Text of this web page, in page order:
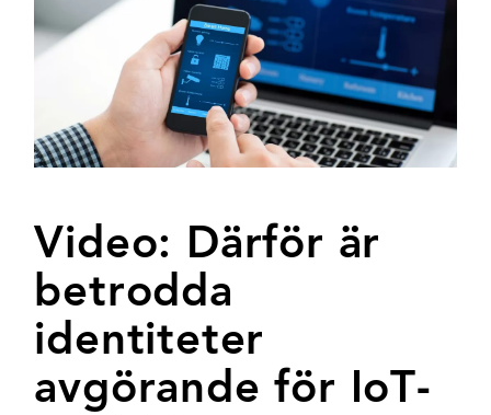
Video: Därför är
betrodda
identiteter
avgörande för IoT-